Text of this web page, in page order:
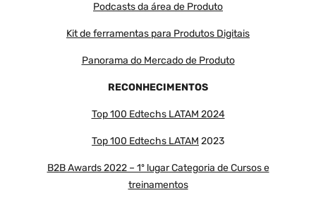
Podcasts da área de Produto
Kit de ferramentas para Produtos Digitais
Panorama do Mercado de Produto
RECONHECIMENTOS
Top 100 Edtechs LATAM 2024
Top 100 Edtechs LATAM 2023
B2B Awards 2022 – 1º lugar Categoria de Cursos e
treinamentos